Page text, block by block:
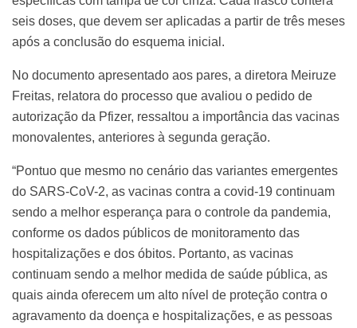
seis doses, que devem ser aplicadas a partir de três meses
após a conclusão do esquema inicial.
No documento apresentado aos pares, a diretora Meiruze
Freitas, relatora do processo que avaliou o pedido de
autorização da Pfizer, ressaltou a importância das vacinas
monovalentes, anteriores à segunda geração.
“Pontuo que mesmo no cenário das variantes emergentes
do SARS-CoV-2, as vacinas contra a covid-19 continuam
sendo a melhor esperança para o controle da pandemia,
conforme os dados públicos de monitoramento das
hospitalizações e dos óbitos. Portanto, as vacinas
continuam sendo a melhor medida de saúde pública, as
quais ainda oferecem um alto nível de proteção contra o
agravamento da doença e hospitalizações, e as pessoas